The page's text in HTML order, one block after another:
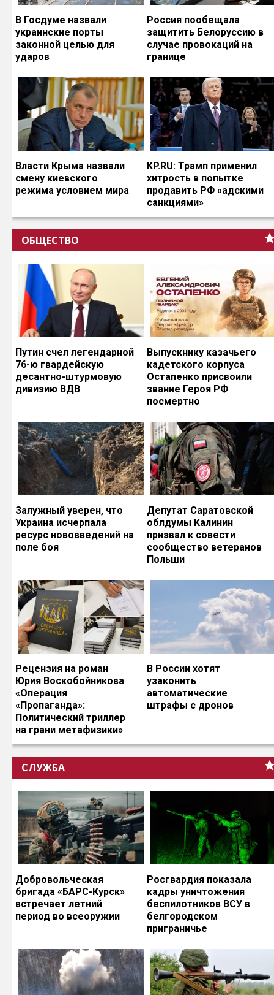
В Госдуме назвали
украинские порты
законной целью для
ударов
Россия пообещала
защитить Белоруссию в
случае провокаций на
границе
Власти Крыма назвали
смену киевского
режима условием мира
KP.RU: Трамп применил
хитрость в попытке
продавить РФ «адскими
санкциями»
ОБЩЕСТВО
Путин счел легендарной
76-ю гвардейскую
десантно-штурмовую
дивизию ВДВ
Выпускнику казачьего
кадетского корпуса
Остапенко присвоили
звание Героя РФ
посмертно
Залужный уверен, что
Украина исчерпала
ресурс нововведений на
поле боя
Депутат Саратовской
облдумы Калинин
призвал к совести
сообщество ветеранов
Польши
Рецензия на роман
Юрия Воскобойникова
«Операция
«Пропаганда»:
Политический триллер
на грани метафизики»
В России хотят
узаконить
автоматические
штрафы с дронов
СЛУЖБА
Добровольческая
бригада «БАРС-Курск»
встречает летний
период во всеоружии
Росгвардия показала
кадры уничтожения
беспилотников ВСУ в
белгородском
приграничье